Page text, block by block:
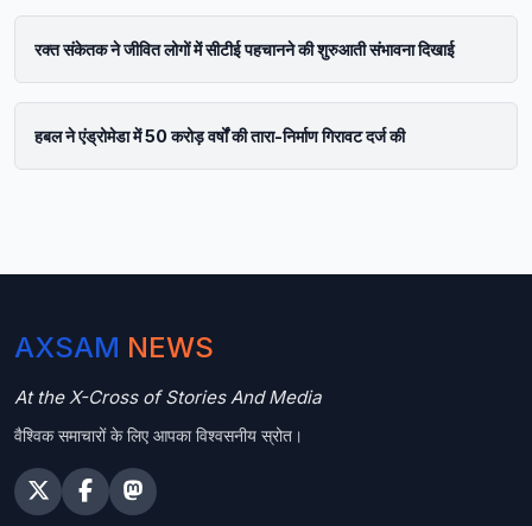
रक्त संकेतक ने जीवित लोगों में सीटीई पहचानने की शुरुआती संभावना दिखाई
हबल ने एंड्रोमेडा में 50 करोड़ वर्षों की तारा-निर्माण गिरावट दर्ज की
AXSAM NEWS
At the X-Cross of Stories And Media
वैश्विक समाचारों के लिए आपका विश्वसनीय स्रोत।